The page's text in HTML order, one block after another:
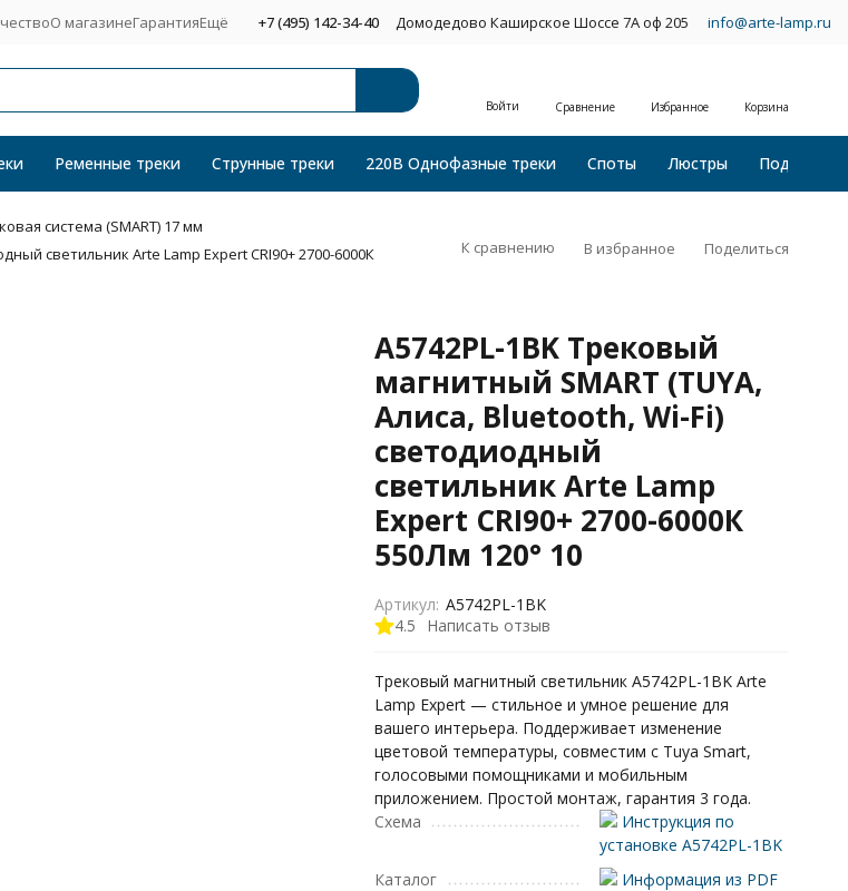
О магазинеГарантияЕщё +7 (495) 142-34-40 Домодедово Каширское Шоссе 7А оф 205 info@arte-lamp.ru
Войти Сравнение Избранное Корзина
Ременные треки Струнные треки 220В Однофазные треки Споты Люстры Подвесные
система (SMART) 17 мм
светильник Arte Lamp Expert CRI90+ 2700-6000К
К сравнению В избранное Поделиться
A5742PL-1BK Трековый
магнитный SMART (TUYA,
Алиса, Bluetooth, Wi-Fi)
светодиодный
светильник Arte Lamp
Expert CRI90+ 2700-6000К
550Лм 120° 10
4.5 Написать отзыв
Артикул: A5742PL-1BK
Трековый магнитный светильник A5742PL-1BK Arte
Lamp Expert — стильное и умное решение для
вашего интерьера. Поддерживает изменение
цветовой температуры, совместим с Tuya Smart,
голосовыми помощниками и мобильным
приложением. Простой монтаж, гарантия 3 года.
Схема
Инструкция по
установке A5742PL-1BK
Каталог
Информация из PDF